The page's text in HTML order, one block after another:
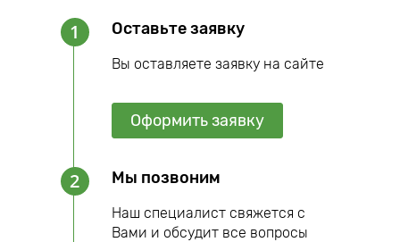
1 Оставьте заявку
Вы оставляете заявку на сайте
Оформить заявку
2 Мы позвоним
Наш специалист свяжется с
Вами и обсудит все вопросы